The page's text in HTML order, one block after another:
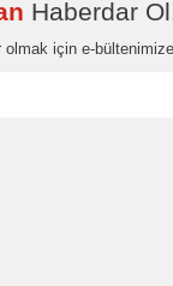
Haberdar
için e-